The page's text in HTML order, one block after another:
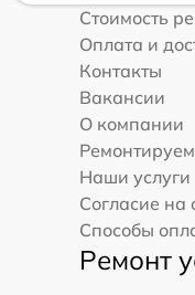
Стоимость
Оплата и
Контакты
Вакансии
О компании
Наши услуги
Согласие на
Способы
Ремонт